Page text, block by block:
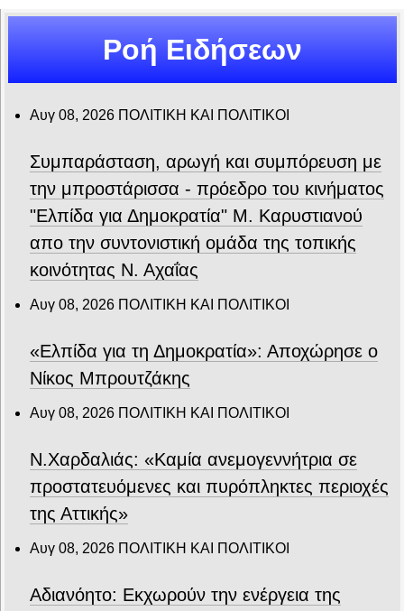
Ροή Ειδήσεων
Αυγ 08, 2026 ΠΟΛΙΤΙΚΗ ΚΑΙ ΠΟΛΙΤΙΚΟΙ
Συμπαράσταση, αρωγή και συμπόρευση με
την μπροστάρισσα - πρόεδρο του κινήματος
"Ελπίδα για Δημοκρατία" Μ. Καρυστιανού
απο την συντονιστική ομάδα της τοπικής
κοινότητας Ν. Αχαΐας
Αυγ 08, 2026 ΠΟΛΙΤΙΚΗ ΚΑΙ ΠΟΛΙΤΙΚΟΙ
«Ελπίδα για τη Δημοκρατία»: Αποχώρησε ο
Νίκος Μπρουτζάκης
Αυγ 08, 2026 ΠΟΛΙΤΙΚΗ ΚΑΙ ΠΟΛΙΤΙΚΟΙ
Ν.Χαρδαλιάς: «Καμία ανεμογεννήτρια σε
προστατευόμενες και πυρόπληκτες περιοχές
της Αττικής»
Αυγ 08, 2026 ΠΟΛΙΤΙΚΗ ΚΑΙ ΠΟΛΙΤΙΚΟΙ
Αδιανόητο: Εκχωρούν την ενέργεια της